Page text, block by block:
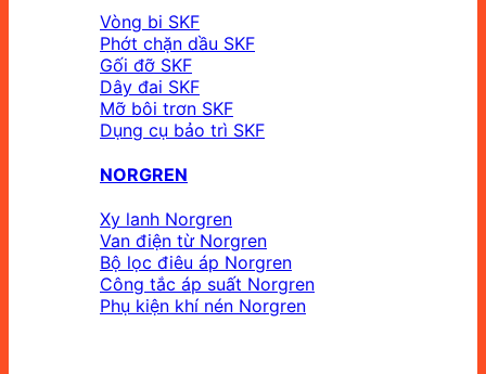
Vòng bi SKF
Phớt chặn dầu SKF
Gối đỡ SKF
Dây đai SKF
Mỡ bôi trơn SKF
Dụng cụ bảo trì SKF
NORGREN
Xy lanh Norgren
Van điện từ Norgren
Bộ lọc điêu áp Norgren
Công tắc áp suất Norgren
Phụ kiện khí nén Norgren